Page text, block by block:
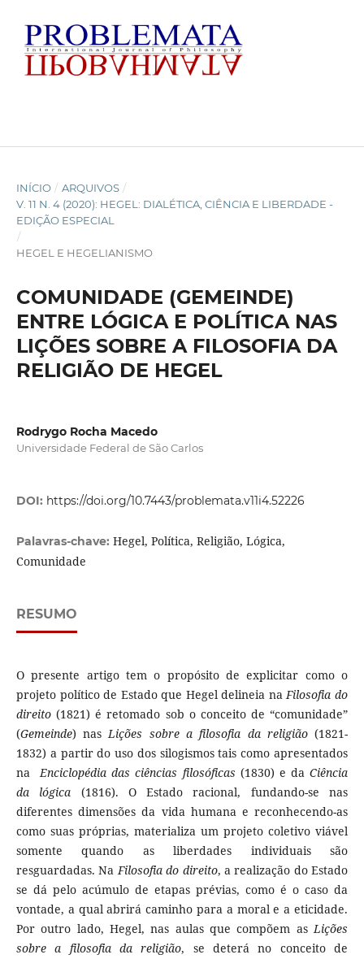
INÍCIO / ARQUIVOS /
V. 11 N. 4 (2020): HEGEL: DIALÉTICA, CIÊNCIA E LIBERDADE -
EDIÇÃO ESPECIAL
/
HEGEL E HEGELIANISMO
COMUNIDADE (GEMEINDE)
ENTRE LÓGICA E POLÍTICA NAS
LIÇÕES SOBRE A FILOSOFIA DA
RELIGIÃO DE HEGEL
Rodrygo Rocha Macedo
Universidade Federal de São Carlos
DOI: https://doi.org/10.7443/problemata.v11i4.52226
Palavras-chave: Hegel, Política, Religião, Lógica,
Comunidade
RESUMO
O presente artigo tem o propósito de explicitar como o
projeto político de Estado que Hegel delineia naFilosofia do
direito(1821) é retomado sob o conceito de “comunidade”
(Gemeinde) nasLições sobre a filosofia da religião(1821-
1832) a partir do uso dos silogismos tais como apresentados
naEnciclopédia das ciências filosóficas (1830) e daCiência
da lógica (1816). O Estado racional, fundando-se nas
diferentes dimensões da vida humana e reconhecendo-as
como suas próprias, materializa um projeto coletivo viável
somente quando as liberdades individuais são
resguardadas. NaFilosofia do direito, a realização do Estado
se dá pelo acúmulo de etapas prévias, como é o caso da
vontade, a qual abrirá caminho para a moral e a eticidade.
Por outro lado, Hegel, nas aulas que compõem asLições
sobre a filosofia da religião, se deterá no conceito de